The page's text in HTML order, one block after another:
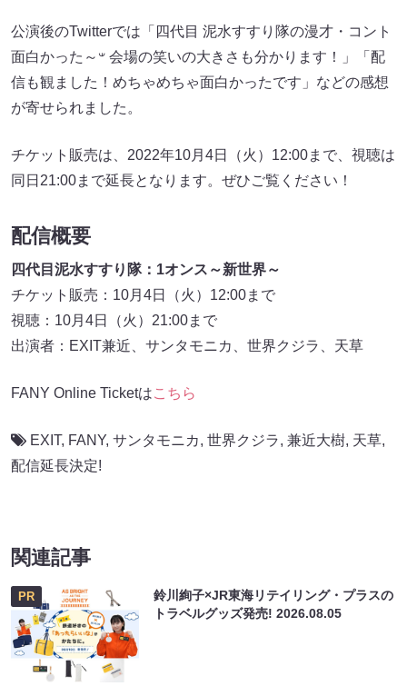
公演後のTwitterでは「四代目 泥水すすり隊の漫才・コント
面白かった～𐤔 会場の笑いの大きさも分かります！」「配
信も観ました！めちゃめちゃ面白かったです」などの感想
が寄せられました。
チケット販売は、2022年10月4日（火）12:00まで、視聴は
同日21:00まで延長となります。ぜひご覧ください！
配信概要
四代目泥水すすり隊：1オンス～新世界～
チケット販売：10月4日（火）12:00まで
視聴：10月4日（火）21:00まで
出演者：EXIT兼近、サンタモニカ、世界クジラ、天草
FANY Online Ticketはこちら
EXIT, FANY, サンタモニカ, 世界クジラ, 兼近大樹, 天草,
配信延長決定!
関連記事
PR
鈴川絢子×JR東海リテイリング・プラスの
トラベルグッズ発売!2026.08.05